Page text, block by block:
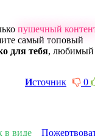
пушечный
самый топовый
для тебя, любимый
0
Источник
в виде